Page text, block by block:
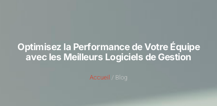
Optimisez la Performance de Votre Équipe
avec les Meilleurs Logiciels de Gestion
Accueil / Blog